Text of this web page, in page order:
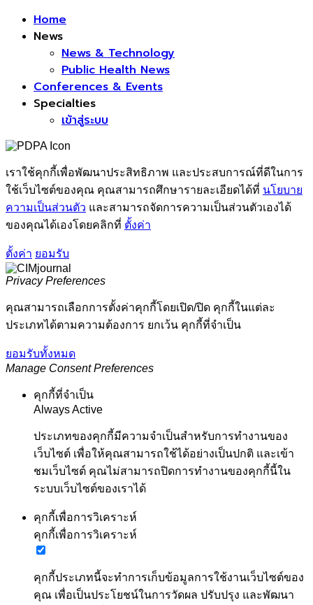
Home
News
News & Technology
Public Health News
Conferences & Events
Specialties
เข้าสู่ระบบ
เราใช้คุกกี้เพื่อพัฒนาประสิทธิภาพ และประสบการณ์ที่ดีในการ
ใช้เว็บไซต์ของคุณ คุณสามารถศึกษารายละเอียดได้ที่ นโยบาย
ความเป็นส่วนตัว และสามารถจัดการความเป็นส่วนตัวเองได้
ของคุณได้เองโดยคลิกที่ ตั้งค่า
ตั้งค่า ยอมรับ
Privacy Preferences
คุณสามารถเลือกการตั้งค่าคุกกี้โดยเปิด/ปิด คุกกี้ในแต่ละ
ประเภทได้ตามความต้องการ ยกเว้น คุกกี้ที่จำเป็น
ยอมรับทั้งหมด
Manage Consent Preferences
คุกกี้ที่จำเป็น
Always Active
ประเภทของคุกกี้มีความจำเป็นสำหรับการทำงานของ
เว็บไซต์ เพื่อให้คุณสามารถใช้ได้อย่างเป็นปกติ และเข้า
ชมเว็บไซต์ คุณไม่สามารถปิดการทำงานของคุกกี้นี้ใน
ระบบเว็บไซต์ของเราได้
คุกกี้เพื่อการวิเคราะห์
คุกกี้เพื่อการวิเคราะห์
คุกกี้ประเภทนี้จะทำการเก็บข้อมูลการใช้งานเว็บไซต์ของ
คุณ เพื่อเป็นประโยชน์ในการวัดผล ปรับปรุง และพัฒนา